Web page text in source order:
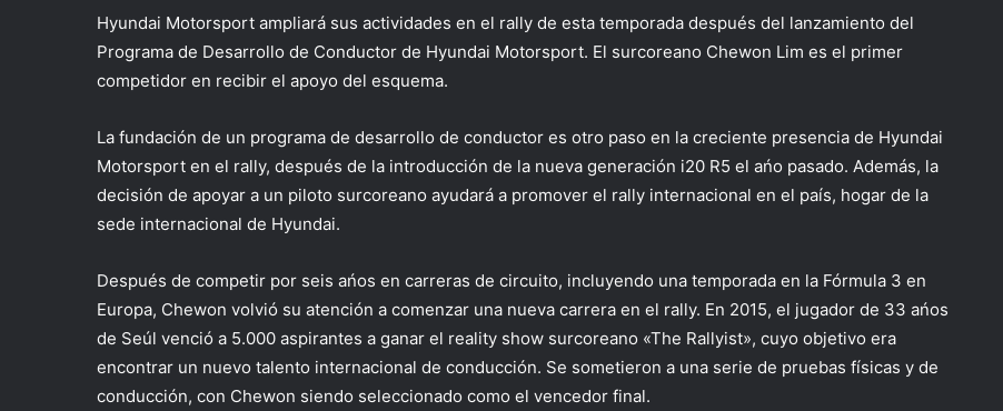
Hyundai Motorsport ampliará sus actividades en el rally de esta temporada después del lanzamiento del
Programa de Desarrollo de Conductor de Hyundai Motorsport. El surcoreano Chewon Lim es el primer
competidor en recibir el apoyo del esquema.
La fundación de un programa de desarrollo de conductor es otro paso en la creciente presencia de Hyundai
Motorsport en el rally, después de la introducción de la nueva generación i20 R5 el ańo pasado. Además, la
decisión de apoyar a un piloto surcoreano ayudará a promover el rally internacional en el país, hogar de la
sede internacional de Hyundai.
Después de competir por seis ańos en carreras de circuito, incluyendo una temporada en la Fórmula 3 en
Europa, Chewon volvió su atención a comenzar una nueva carrera en el rally. En 2015, el jugador de 33 ańos
de Seúl venció a 5.000 aspirantes a ganar el reality show surcoreano «The Rallyist», cuyo objetivo era
encontrar un nuevo talento internacional de conducción. Se sometieron a una serie de pruebas físicas y de
conducción, con Chewon siendo seleccionado como el vencedor final.